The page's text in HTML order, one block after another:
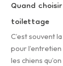
Quand
toilettage
C’est souvent
pour
les chiens